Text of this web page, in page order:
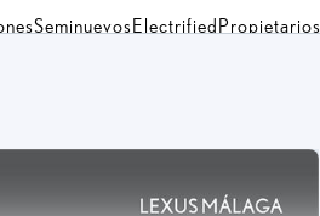
SeminuevosElectrifiedPropietarios